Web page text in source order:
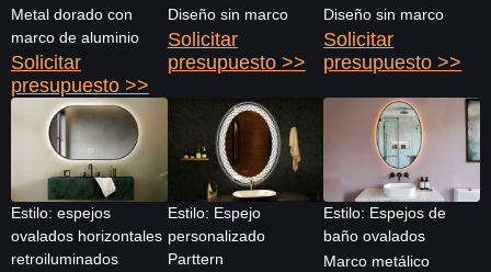
Metal dorado con
marco de aluminio
Solicitar
presupuesto >>
Diseño sin marco
Solicitar
presupuesto >>
Diseño sin marco
Solicitar
presupuesto >>
Estilo: espejos
ovalados horizontales
retroiluminados
Estilo: Espejo
personalizado
Parttern
Estilo: Espejos de
baño ovalados
Marco metálico